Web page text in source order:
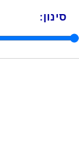
סינון: